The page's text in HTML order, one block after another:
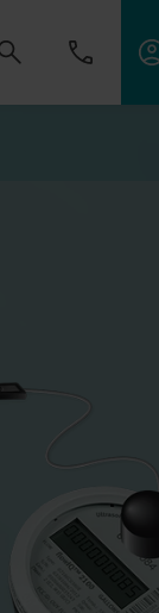
permettent à
l’efficacité